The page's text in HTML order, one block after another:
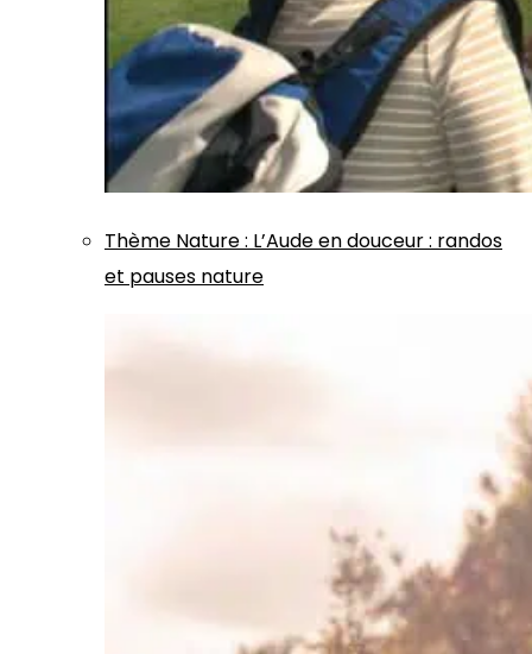
Thème Nature: L’Aude en douceur : randos
et pauses nature